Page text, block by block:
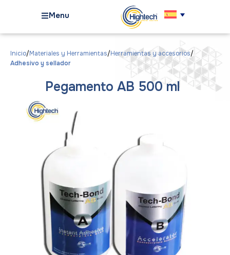
Menu
Inicio Materiales y Herramientas Herramientas y accesorios
Adhesivo y sellador
Pegamento AB 500 ml